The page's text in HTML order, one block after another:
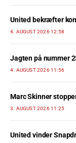
United bekræfter
4. AUGUST 2026 12:58
Jagten på nummer
4. AUGUST 2026 11:56
Marc Skinner
3. AUGUST 2026 11:25
United vinder